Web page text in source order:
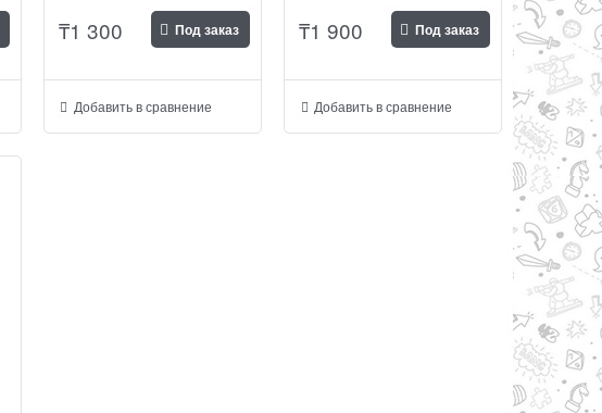
₸1 300 Под заказ
Добавить в сравнение
₸1 900 Под заказ
Добавить в сравнение